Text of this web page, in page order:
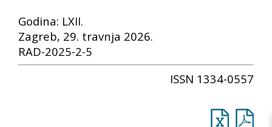
Godina: LXII.
Zagreb, 29. travnja 2026.
RAD-2025-2-5
ISSN 1334-0557